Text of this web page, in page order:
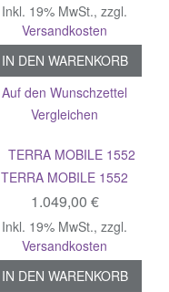
Inkl. 19% MwSt.,zzgl.
Versandkosten
IN DEN WARENKORB
Auf den Wunschzettel
Vergleichen
TERRA MOBILE 1552
1.049,00 €
Inkl. 19% MwSt.,zzgl.
Versandkosten
IN DEN WARENKORB